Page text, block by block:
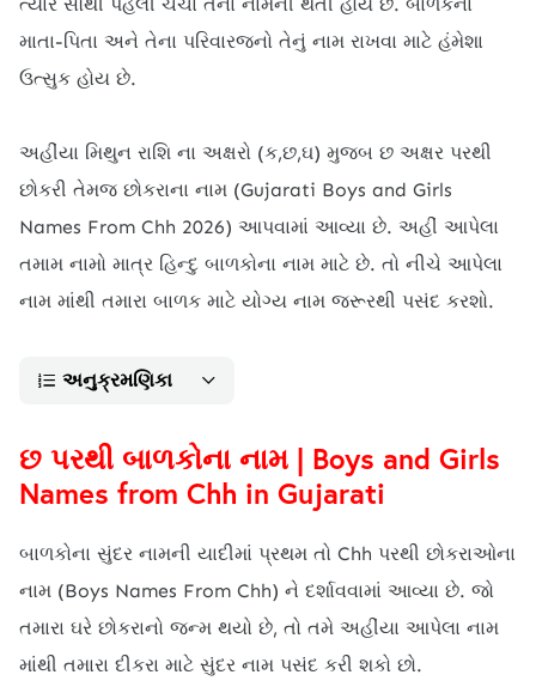
માતા-પિતા અને તેના પરિવારજનો તેનું નામ રાખવા માટે હંમેશા
ઉત્સુક હોય છે.
અહીંયા મિથુન રાશિ ના અક્ષરો (ક,છ,ઘ) મુજબ છ અક્ષર પરથી
છોકરી તેમજ છોકરાના નામ (Gujarati Boys and Girls
Names From Chh 2026) આપવામાં આવ્યા છે. અહીં આપેલા
તમામ નામો માત્ર હિન્દુ બાળકોના નામ માટે છે. તો નીચે આપેલા
નામ માંથી તમારા બાળક માટે યોગ્ય નામ જરૂરથી પસંદ કરશો.
અનુક્રમણિકા
છ પરથી બાળકોના નામ | Boys and Girls
Names from Chh in Gujarati
બાળકોના સુંદર નામની યાદીમાં પ્રથમ તો Chh પરથી છોકરાઓના
નામ (Boys Names From Chh) ને દર્શાવવામાં આવ્યા છે. જો
તમારા ઘરે છોકરાનો જન્મ થયો છે, તો તમે અહીંયા આપેલા નામ
માંથી તમારા દીકરા માટે સુંદર નામ પસંદ કરી શકો છો.